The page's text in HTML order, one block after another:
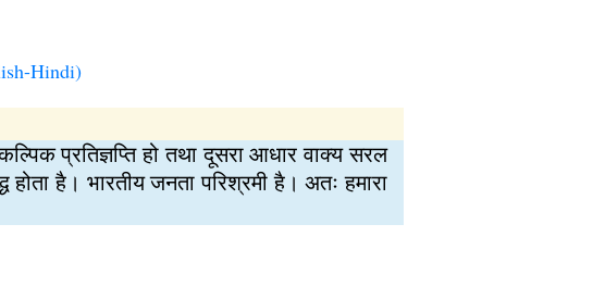
Hindi)
प्रतिज्ञप्ति हो तथा दूसरा आधार वाक्य सरल
होता है। भारतीय जनता परिश्रमी है। अतः हमारा